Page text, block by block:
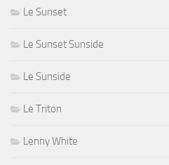
Le Sunset
Le Sunset Sunside
Le Sunside
Le Triton
Lenny White